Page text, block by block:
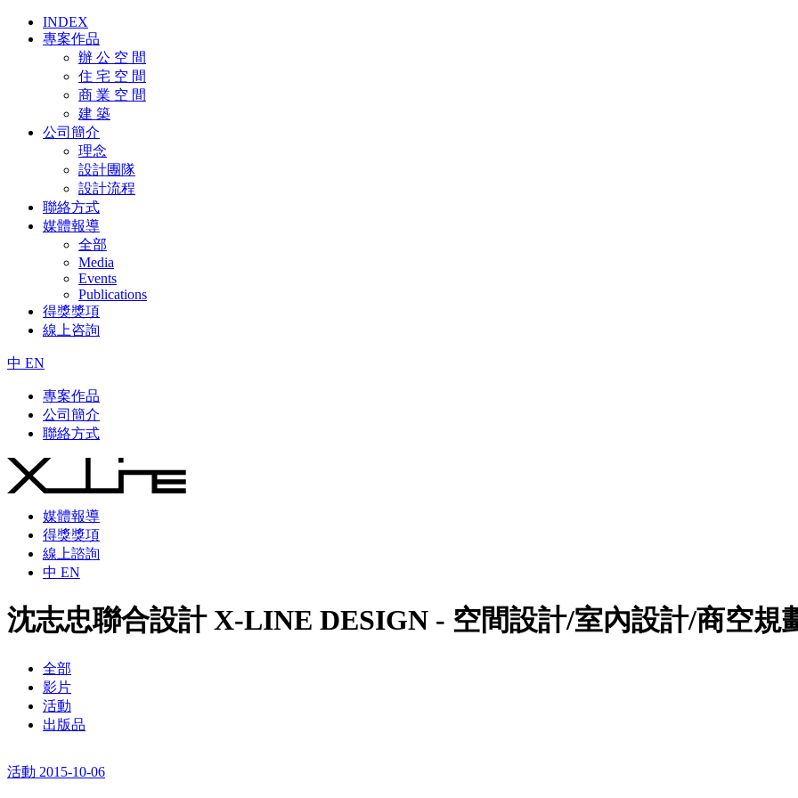
INDEX
專案作品
辦 公 空 間
住 宅 空 間
商 業 空 間
建 築
公司簡介
理念
設計團隊
設計流程
聯絡方式
媒體報導
全部
Media
Events
Publications
得獎獎項
線上咨詢
中 EN
專案作品
公司簡介
聯絡方式
媒體報導
得獎獎項
線上諮詢
中 EN
沈志忠聯合設計 X-LINE DESIGN - 空間設計/室內設計/商空規
全部
影片
活動
出版品
活動 2015-10-06